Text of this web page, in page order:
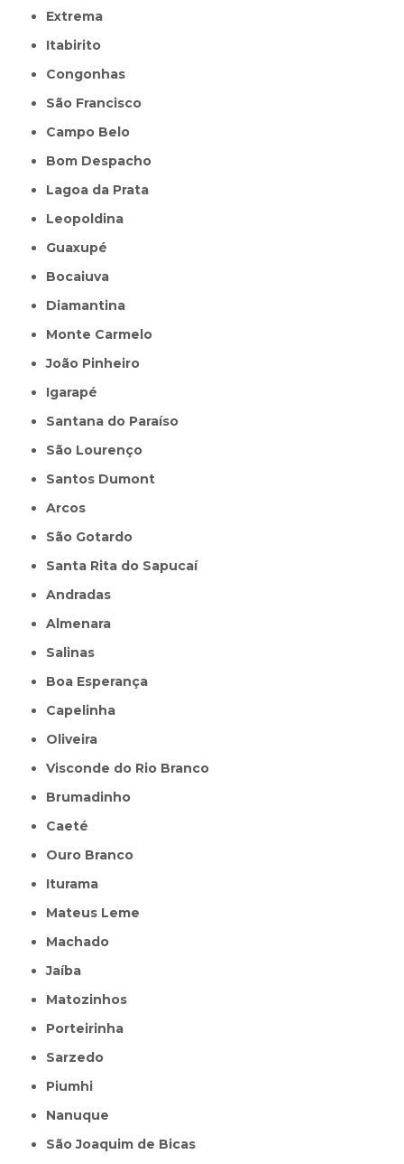
Extrema
Itabirito
Congonhas
São Francisco
Campo Belo
Bom Despacho
Lagoa da Prata
Leopoldina
Guaxupé
Bocaiuva
Diamantina
Monte Carmelo
João Pinheiro
Igarapé
Santana do Paraíso
São Lourenço
Santos Dumont
Arcos
São Gotardo
Santa Rita do Sapucaí
Andradas
Almenara
Salinas
Boa Esperança
Capelinha
Oliveira
Visconde do Rio Branco
Brumadinho
Caeté
Ouro Branco
Iturama
Mateus Leme
Machado
Jaíba
Matozinhos
Porteirinha
Sarzedo
Piumhi
Nanuque
São Joaquim de Bicas